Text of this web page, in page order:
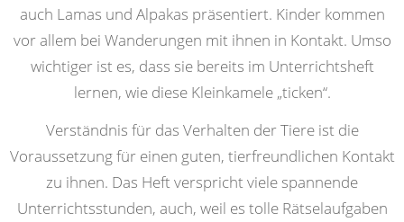
auch Lamas und Alpakas präsentiert. Kinder kommen
vor allem bei Wanderungen mit ihnen in Kontakt. Umso
wichtiger ist es, dass sie bereits im Unterrichtsheft
lernen, wie diese Kleinkamele „ticken“.
Verständnis für das Verhalten der Tiere ist die
Voraussetzung für einen guten, tierfreundlichen Kontakt
zu ihnen. Das Heft verspricht viele spannende
Unterrichtsstunden, auch, weil es tolle Rätselaufgaben